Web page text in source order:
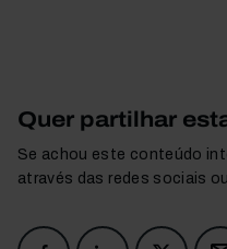
Quer partilhar
Se achou este conteúdo
através das redes sociais